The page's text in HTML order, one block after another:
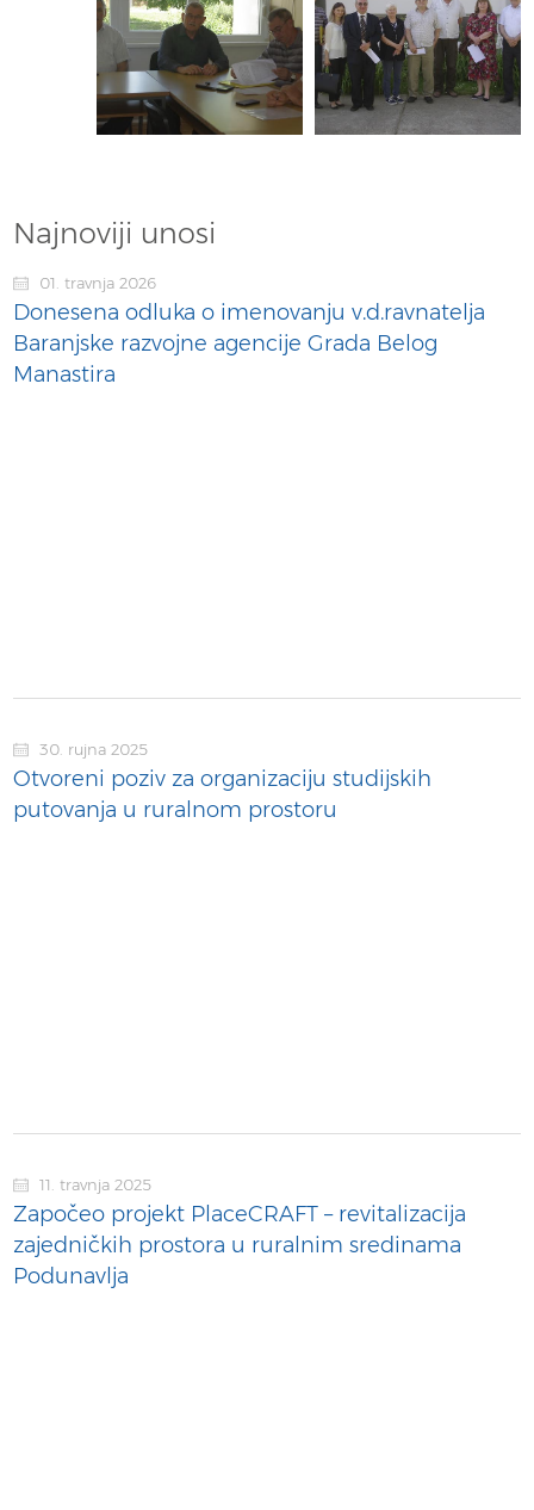
Najnoviji unosi
01. travnja 2026
Donesena odluka o imenovanju v.d.ravnatelja
Baranjske razvojne agencije Grada Belog
Manastira
30. rujna 2025
Otvoreni poziv za organizaciju studijskih
putovanja u ruralnom prostoru
11. travnja 2025
Započeo projekt PlaceCRAFT – revitalizacija
zajedničkih prostora u ruralnim sredinama
Podunavlja